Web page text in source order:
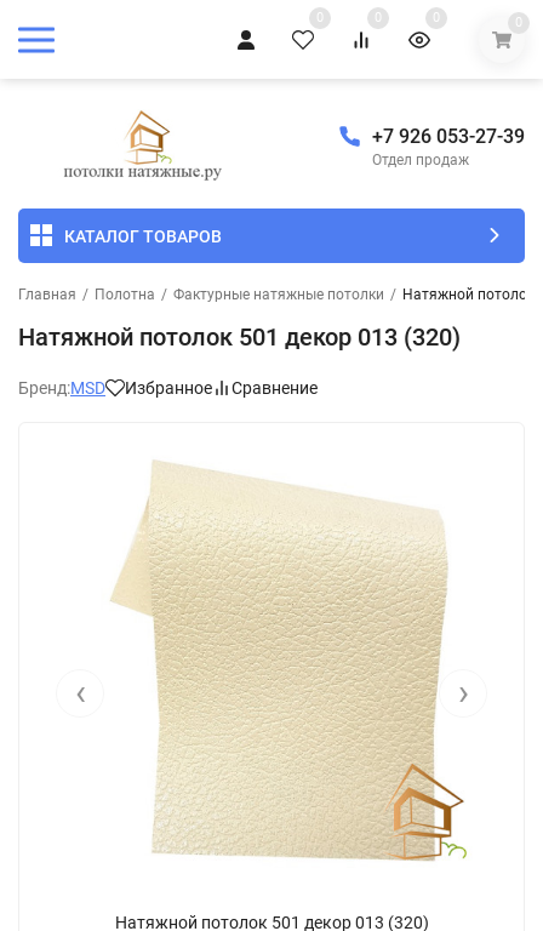
0 0 0 0
+7 926 053-27-39
Отдел продаж
КАТАЛОГ ТОВАРОВ
Главная / Полотна / Фактурные натяжные потолки / Натяжной потолок
Натяжной потолок 501 декор 013 (320)
Бренд:MSD Избранное Сравнение
Натяжной потолок 501 декор 013 (320)
‹ ›